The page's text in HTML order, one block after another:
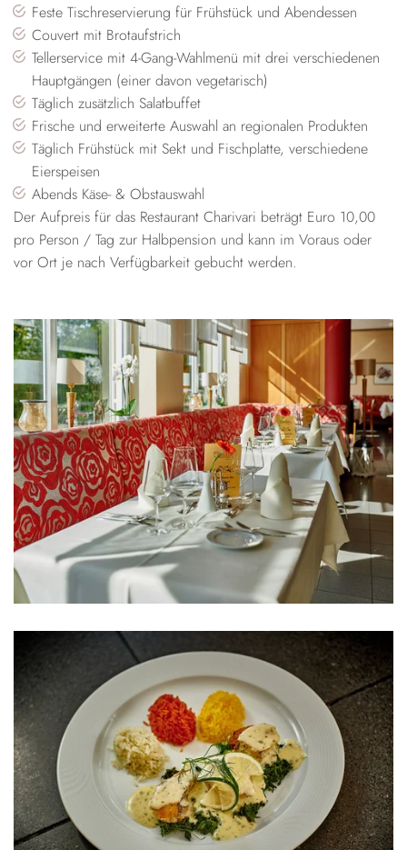
Feste Tischreservierung für Frühstück und Abendessen
Couvert mit Brotaufstrich
Tellerservice mit 4-Gang-Wahlmenü mit drei verschiedenen
Hauptgängen (einer davon vegetarisch)
Täglich zusätzlich Salatbuffet
Frische und erweiterte Auswahl an regionalen Produkten
Täglich Frühstück mit Sekt und Fischplatte, verschiedene
Eierspeisen
Abends Käse- & Obstauswahl
Der Aufpreis für das Restaurant Charivari beträgt Euro 10,00
pro Person / Tag zur Halbpension und kann im Voraus oder
vor Ort je nach Verfügbarkeit gebucht werden.